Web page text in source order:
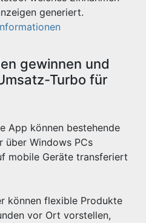
generiert.
gewinnen und
Turbo für
App können bestehende
über Windows PCs
mobile Geräte transferiert
können flexible Produkte
vor Ort vorstellen,